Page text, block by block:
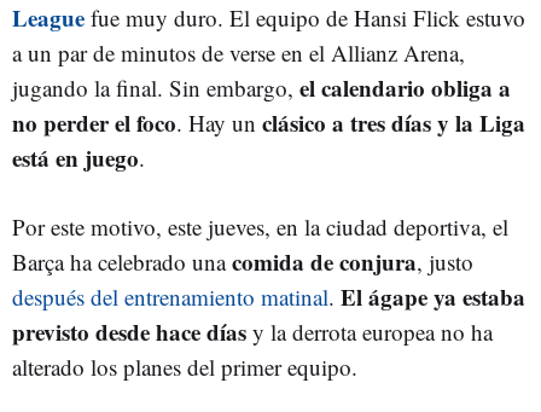
League fue muy duro. El equipo de Hansi Flick estuvo
a un par de minutos de verse en el Allianz Arena,
jugando la final. Sin embargo, el calendario obliga a
no perder el foco. Hay un clásico a tres días y la Liga
está en juego.
Por este motivo, este jueves, en la ciudad deportiva, el
Barça ha celebrado unacomida de conjura, justo
después del entrenamiento matinal. El ágape ya estaba
previsto desde hace días y la derrota europea no ha
alterado los planes del primer equipo.